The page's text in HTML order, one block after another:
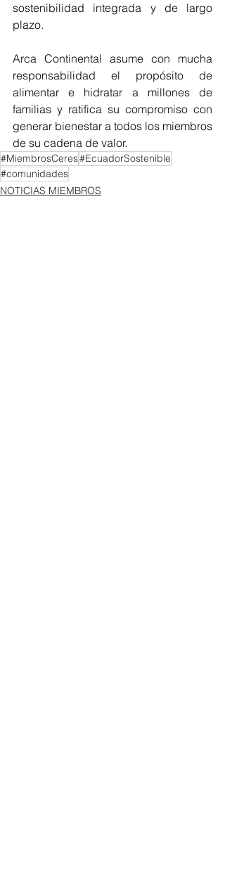
sostenibilidad integrada y de largo
plazo.
Arca Continental asume con mucha
responsabilidad el propósito de
alimentar e hidratar a millones de
familias y ratifica su compromiso con
generar bienestar a todos los miembros
de su cadena de valor.
#MiembrosCeres#EcuadorSostenible
#comunidades
NOTICIAS MIEMBROS